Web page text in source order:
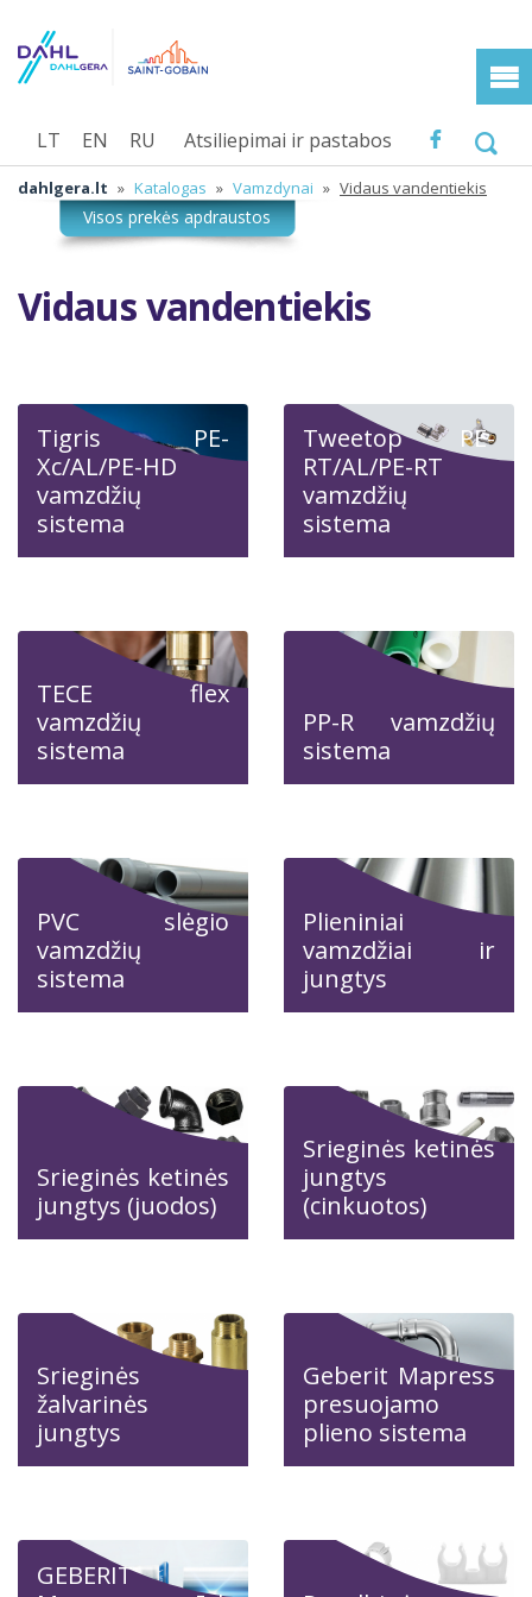
Atsiliepimai ir pastabos
LT EN RU
dahlgera.lt » Katalogas » Vamzdynai » Vidaus vandentiekis
Vidaus vandentiekis
Tigris PE-
Xc/AL/PE-HD
vamzdžių
sistema
Tweetop PE-
RT/AL/PE-RT
vamzdžių
sistema
TECE flex
vamzdžių
sistema
PP-R vamzdžių
sistema
PVC slėgio
vamzdžių
sistema
Plieniniai
vamzdžiai ir
jungtys
Srieginės ketinės
jungtys (juodos)
Srieginės ketinės
jungtys
(cinkuotos)
Srieginės
žalvarinės
jungtys
Geberit Mapress
presuojamo
plieno sistema
GEBERIT